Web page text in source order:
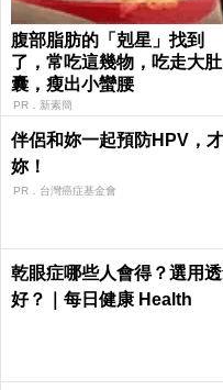
腹部脂肪的「剋星」找到
了，常吃這幾物，吃走大肚
囊，瘦出小蠻腰
PR．新素簡
伴侶和妳一起預防HPV，
妳！
PR．台灣癌症基金會
乾眼症哪些人會得？選用
好？｜每日健康 Health